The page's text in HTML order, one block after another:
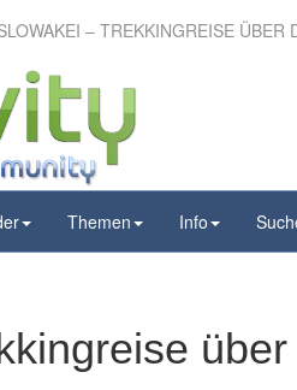
– TREKKINGREISE ÜBER
Themen Info
–
Hohe